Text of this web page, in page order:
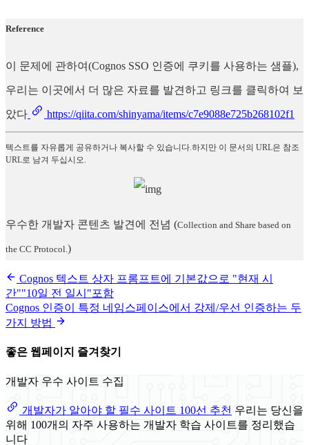
Reference
이 문제에 관하여(Cognos SSO 인증에 쿠키를 사용하는 샘플),
우리는 이곳에서 더 많은 자료를 발견하고 링크를 클릭하여 보
았다 https://qiita.com/shinyama/items/c7e9088e725b268102f1
텍스트를 자유롭게 공유하거나 복사할 수 있습니다.하지만 이 문서의 URL은 참조
URL로 남겨 두십시오.
우수한 개발자 콘텐츠 발견에 전념 (Collection and Share based on
the CC Protocol.)
Cognos 텍스트 상자 프롬프트에 기본값으로 "현재 시
간""10일 전 일시"포함
Cognos 인증이 특정 네임스페이스에서 강제/우선 인증하는 두
가지 방법
좋은 웹페이지 즐겨찾기
개발자 우수 사이트 수집
개발자가 알아야 할 필수 사이트 100선 추천 우리는 당신을
위해 100개의 자주 사용하는 개발자 학습 사이트를 정리했습
니다